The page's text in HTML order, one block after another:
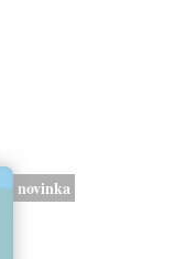
novinka